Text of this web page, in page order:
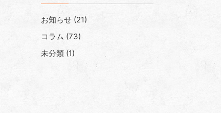
お知らせ (21)
コラム (73)
未分類 (1)